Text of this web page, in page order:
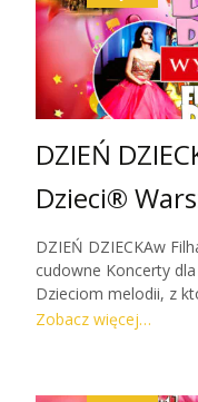
Zobacz więcej…
DZIEŃ
Dzieci®
DZIEŃ DZIECKAw
cudowne Koncerty
Dzieciom melodii, z
Zapraszamy na
Zobacz więcej…